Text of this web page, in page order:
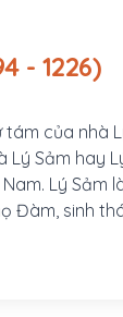
(1194 - 1226)
của nhà
Lý Sảm hay
Lý Sảm
Đàm, sinh